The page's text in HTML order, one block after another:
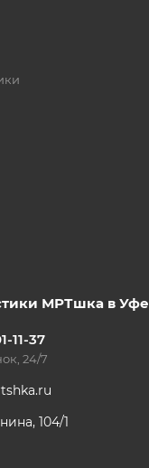
МРТшка в Уфе
11-37
24/7
104/1